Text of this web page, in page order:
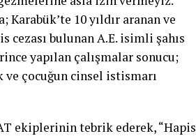
Karabük’te 10 yıldır aranan ve
cezası bulunan A.E. isimli şahıs
yapılan çalışmalar sonucu;
çocuğun cinsel istismarı
ekiplerinin tebrik ederek, “Hapis